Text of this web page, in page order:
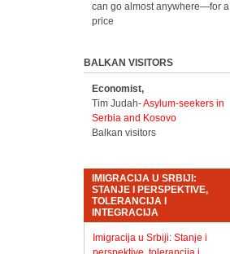
can go almost anywhere—for a
price
BALKAN VISITORS
Economist,
Tim Judah-Asylum-seekers in
Serbia and Kosovo
Balkan visitors
IMIGRACIJA U SRBIJI:
STANJE I PERSPEKTIVE,
TOLERANCIJA I
INTEGRACIJA
Imigracija u Srbiji: Stanje i